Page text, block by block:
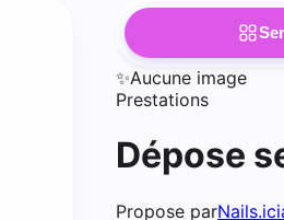
✨Aucune image
Prestations
Dépose
Propose par